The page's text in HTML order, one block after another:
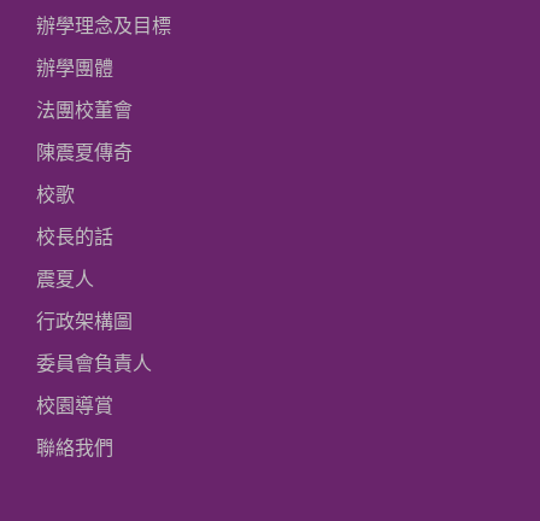
辦學理念及目標
辦學團體
法團校董會
陳震夏傳奇
校歌
校長的話
震夏人
行政架構圖
委員會負責人
校園導賞
聯絡我們